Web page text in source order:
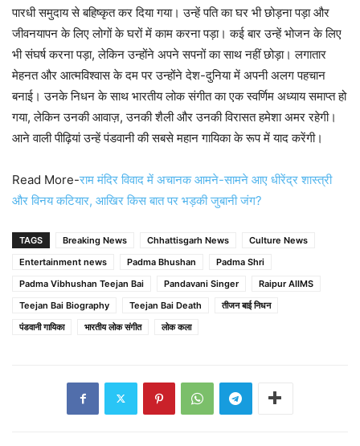
पारधी समुदाय से बहिष्कृत कर दिया गया। उन्हें पति का घर भी छोड़ना पड़ा और
जीवनयापन के लिए लोगों के घरों में काम करना पड़ा। कई बार उन्हें भोजन के लिए
भी संघर्ष करना पड़ा, लेकिन उन्होंने अपने सपनों का साथ नहीं छोड़ा। लगातार
मेहनत और आत्मविश्वास के दम पर उन्होंने देश-दुनिया में अपनी अलग पहचान
बनाई। उनके निधन के साथ भारतीय लोक संगीत का एक स्वर्णिम अध्याय समाप्त हो
गया, लेकिन उनकी आवाज़, उनकी शैली और उनकी विरासत हमेशा अमर रहेगी।
आने वाली पीढ़ियां उन्हें पंडवानी की सबसे महान गायिका के रूप में याद करेंगी।
Read More-राम मंदिर विवाद में अचानक आमने-सामने आए धीरेंद्र शास्त्री
और विनय कटियार, आखिर किस बात पर भड़की जुबानी जंग?
TAGS Breaking News Chhattisgarh News
Culture News
Entertainment news
Padma Bhushan
Padma Shri
Padma Vibhushan Teejan Bai
Pandavani Singer
Raipur AIIMS
Teejan Bai Biography
Teejan Bai Death
तीजन बाई निधन
पंडवानी गायिका
भारतीय लोक संगीत लोक कला